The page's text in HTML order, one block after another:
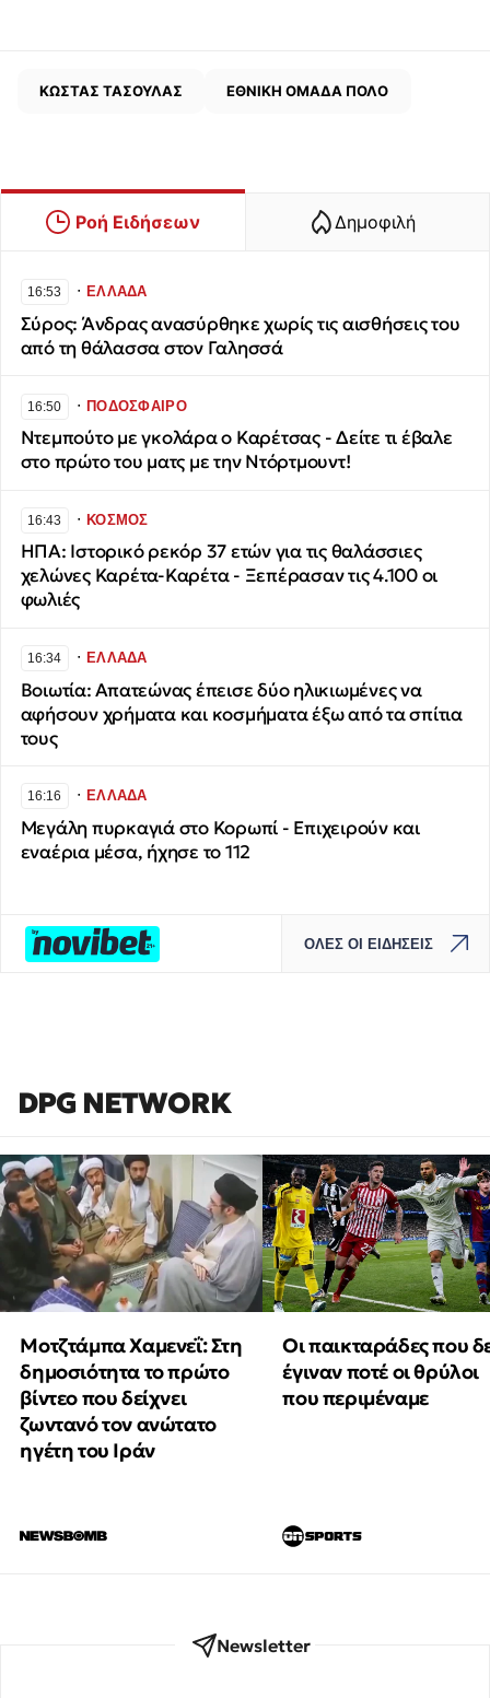
ΚΩΣΤΑΣ ΤΑΣΟΥΛΑΣ ΕΘΝΙΚΗ ΟΜΑΔΑ ΠΟΛΟ
Ροή Ειδήσεων Δημοφιλή
16:53 ∙ΕΛΛΑΔΑ
Σύρος: Άνδρας ανασύρθηκε χωρίς τις αισθήσεις του
από τη θάλασσα στον Γαλησσά
16:50 ∙ΠΟΔΟΣΦΑΙΡΟ
Ντεμπούτο με γκολάρα ο Καρέτσας - Δείτε τι έβαλε
στο πρώτο του ματς με την Ντόρτμουντ!
16:43 ∙ΚΟΣΜΟΣ
ΗΠΑ: Ιστορικό ρεκόρ 37 ετών για τις θαλάσσιες
χελώνες Καρέτα-Καρέτα - Ξεπέρασαν τις 4.100 οι
φωλιές
16:34 ∙ΕΛΛΑΔΑ
Βοιωτία: Απατεώνας έπεισε δύο ηλικιωμένες να
αφήσουν χρήματα και κοσμήματα έξω από τα σπίτια
τους
16:16 ∙ΕΛΛΑΔΑ
Μεγάλη πυρκαγιά στο Κορωπί - Επιχειρούν και
εναέρια μέσα, ήχησε το 112
ΟΛΕΣ ΟΙ ΕΙΔΗΣΕΙΣ
DPG NETWORK
Μοτζτάμπα Χαμενεΐ: Στη
δημοσιότητα το πρώτο
βίντεο που δείχνει
ζωντανό τον ανώτατο
ηγέτη του Ιράν
Οι παικταράδες που
έγιναν ποτέ οι θρύλοι
που περιμέναμε
Newsletter